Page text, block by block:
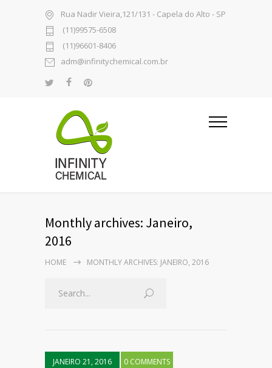
Rua Nadir Vieira,121/131 - Capela do Alto - SP
(11)99575-6508
(11)96601-8406
adm@infinitychemical.com.br
Monthly archives: Janeiro,
2016
HOME MONTHLY ARCHIVES: JANEIRO, 2016
JANEIRO 21, 2016 0 COMMENTS